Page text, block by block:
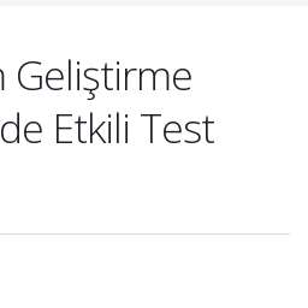
Geliştirme
Etkili Test